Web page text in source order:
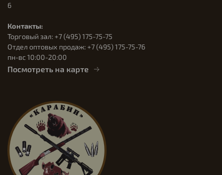
6
Контакты:
Торговый зал: +7 (495) 175-75-75
Отдел оптовых продаж: +7 (495) 175-75-76
пн-вс 10:00-20:00
Посмотреть на карте